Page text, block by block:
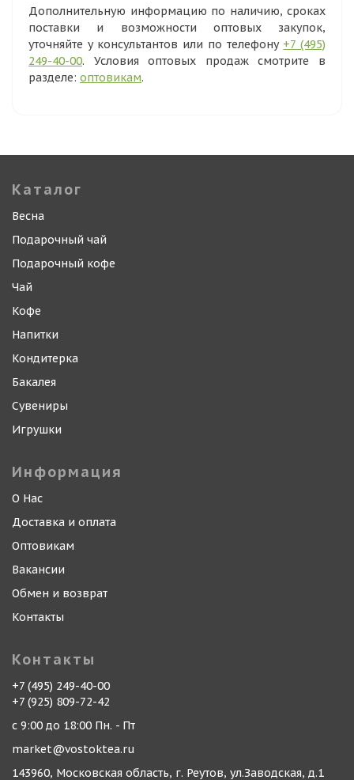
Дополнительную информацию по наличию, сроках
поставки и возможности оптовых закупок,
уточняйте у консультантов или по телефону +7 (495)
249-40-00. Условия оптовых продаж смотрите в
разделе: оптовикам.
Каталог
Весна
Подарочный чай
Подарочный кофе
Чай
Кофе
Напитки
Кондитерка
Бакалея
Сувениры
Игрушки
Информация
О Нас
Доставка и оплата
Оптовикам
Вакансии
Обмен и возврат
Контакты
Контакты
+7 (495) 249-40-00
+7 (925) 809-72-42
с 9:00 до 18:00 Пн. - Пт
market@vostoktea.ru
143960, Московская область, г. Реутов, ул.Заводская, д.1